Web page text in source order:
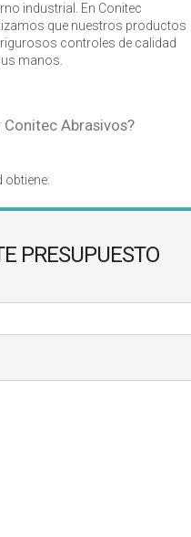
industrial. En Conitec
que nuestros productos
controles de calidad
manos.
Conitec Abrasivos?
obtiene:
PRESUPUESTO